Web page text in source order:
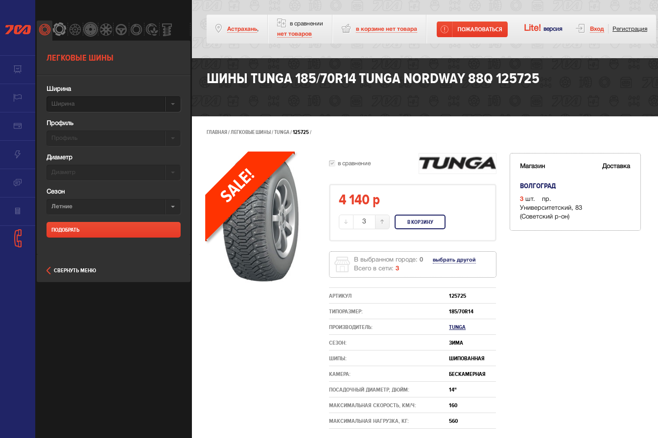
ЛЕГКОВЫЕ ШИНЫ
Ширина
Ширина
Профиль
Профиль
Диаметр
Диаметр
Сезон
Летние
СВЕРНУТЬ МЕНЮ
Астрахань,
в сравнении
нет товаров
в корзине нет товара Lite! версия Вход Регистрация
ШИНЫ TUNGA 185/70R14 TUNGA NORDWAY 88Q 125725
ГЛАВНАЯ ЛЕГКОВЫЕ ШИНЫ TUNGA 125725
в сравнение
4 140 p
3 В КОРЗИНУ
В выбранном городе:0 выбрать другой
Всего в сети:3
АРТИКУЛ 125725
ТИПОРАЗМЕР: 185/70R14
ПРОИЗВОДИТЕЛЬ: TUNGA
СЕЗОН: ЗИМА
ШИПЫ: ШИПОВАННАЯ
КАМЕРА: БЕСКАМЕРНАЯ
ПОСАДОЧНЫЙ ДИАМЕТР, ДЮЙМ: 14"
МАКСИМАЛЬНАЯ СКОРОСТЬ, КМ/Ч: 160
МАКСИМАЛЬНАЯ НАГРУЗКА, КГ: 560
Магазин Доставка
ВОЛГОГРАД
3шт.
пр.
Университетский, 83
(Советский р-он)